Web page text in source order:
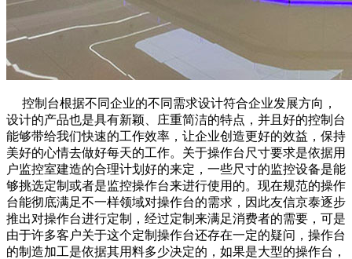
控制台根据不同企业的不同需求设计符合企业发展方向，
设计的产品也是具有新颖、庄重简洁的特点，并且好的控制台
能够带给我们快速的工作效率，让企业创造更好的效益，保持
美好的心情去做好每天的工作。关于操作台尺寸要求是依据用
户监控室建造的合理计划好的来定，一些尺寸的监控设备是能
够挑选定制或者是监控操作台来进行使用的。现在规范的操作
台能彻底满足不一样领域对操作台的需求，因此友信京泰逐步
推出对操作台进行定制，经过定制来满足消费者的需要，可是
由于许多客户关于这个定制操作台还存在一定的疑问，操作台
的制造加工是依据其用料多少决定的，如果是大型的操作台，